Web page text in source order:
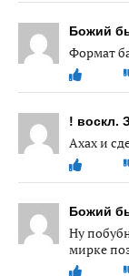
Божий
Формат
! воскл.
Ахах и
Божий
Ну
мирке